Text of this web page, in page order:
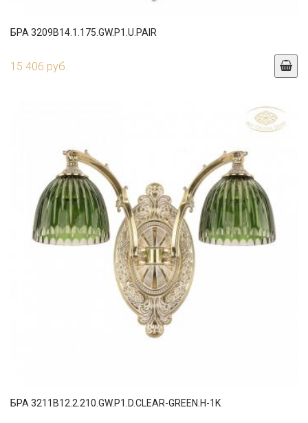
БРА 3209B14.1.175.GW.P1.U.PAIR
15 406 руб.
БРА 3211B12.2.210.GW.P1.D.CLEAR-GREEN.H-1K